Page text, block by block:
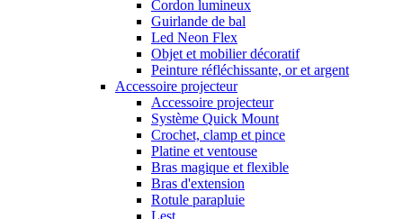
Cordon lumineux
Guirlande de bal
Led Neon Flex
Objet et mobilier décoratif
Peinture réfléchissante, or et argent
Accessoire projecteur
Accessoire projecteur
Système Quick Mount
Crochet, clamp et pince
Platine et ventouse
Bras magique et flexible
Bras d'extension
Rotule parapluie
Lest